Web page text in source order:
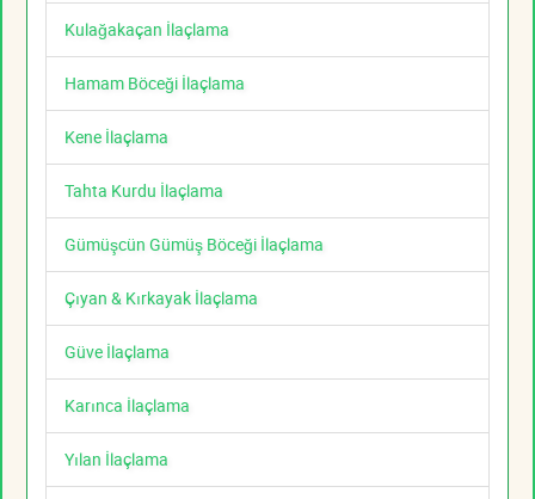
Kulağakaçan İlaçlama
Hamam Böceği İlaçlama
Kene İlaçlama
Tahta Kurdu İlaçlama
Gümüşcün Gümüş Böceği İlaçlama
Çıyan & Kırkayak İlaçlama
Güve İlaçlama
Karınca İlaçlama
Yılan İlaçlama